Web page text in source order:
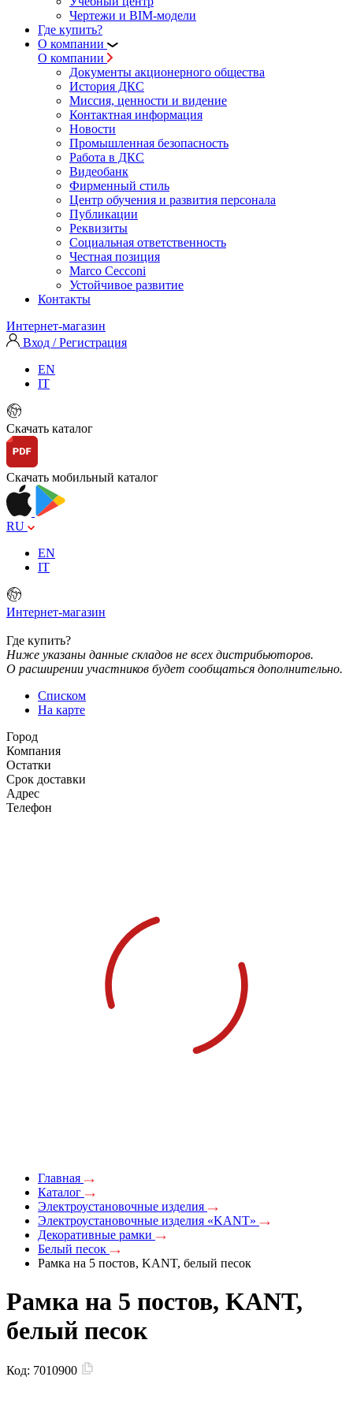
Чертежи и BIM-модели
Где купить?
О компании
О компании
Документы акционерного общества
История ДКС
Миссия, ценности и видение
Контактная информация
Новости
Промышленная безопасность
Работа в ДКС
Видеобанк
Фирменный стиль
Центр обучения и развития персонала
Публикации
Реквизиты
Социальная ответственность
Честная позиция
Marco Cecconi
Устойчивое развитие
Контакты
Интернет-магазин
Вход / Регистрация
EN
IT
Скачать каталог
Скачать мобильный каталог
RU
EN
IT
Интернет-магазин
Где купить?
Ниже указаны данные складов не всех дистрибьюторов.
О расширении участников будет сообщаться дополнительно.
Списком
На карте
Город
Компания
Остатки
Срок доставки
Адрес
Телефон
Главная
Каталог
Электроустановочные изделия
Электроустановочные изделия «KANT»
Декоративные рамки
Белый песок
Рамка на 5 постов, KANT, белый песок
Рамка на 5 постов, KANT,
белый песок
Код: 7010900